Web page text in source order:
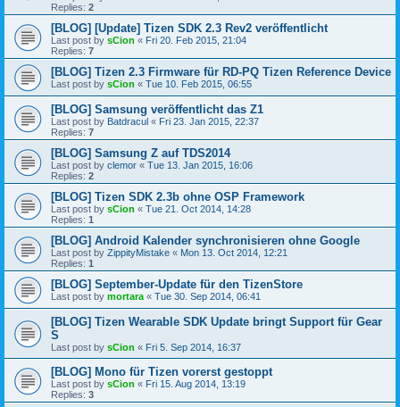
Replies: 2
[BLOG] [Update] Tizen SDK 2.3 Rev2 veröffentlicht
Last post by sCion « Fri 20. Feb 2015, 21:04
Replies: 7
[BLOG] Tizen 2.3 Firmware für RD-PQ Tizen Reference Device
Last post by sCion « Tue 10. Feb 2015, 06:55
[BLOG] Samsung veröffentlicht das Z1
Last post by Batdracul « Fri 23. Jan 2015, 22:37
Replies: 7
[BLOG] Samsung Z auf TDS2014
Last post by clemor « Tue 13. Jan 2015, 16:06
Replies: 2
[BLOG] Tizen SDK 2.3b ohne OSP Framework
Last post by sCion « Tue 21. Oct 2014, 14:28
Replies: 1
[BLOG] Android Kalender synchronisieren ohne Google
Last post by ZippityMistake « Mon 13. Oct 2014, 12:21
Replies: 1
[BLOG] September-Update für den TizenStore
Last post by mortara « Tue 30. Sep 2014, 06:41
[BLOG] Tizen Wearable SDK Update bringt Support für Gear
S
Last post by sCion « Fri 5. Sep 2014, 16:37
[BLOG] Mono für Tizen vorerst gestoppt
Last post by sCion « Fri 15. Aug 2014, 13:19
Replies: 3